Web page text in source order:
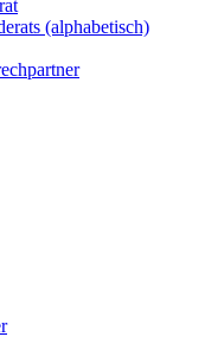
(alphabetisch)